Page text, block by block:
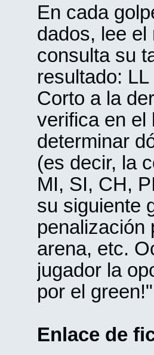
En cada
dados, lee el
consulta su
resultado:
Corto a la
verifica en el
determinar
(es decir, la
MI, SI, CH,
su siguiente
penalización
arena, etc.
jugador la
por el
Enlace de